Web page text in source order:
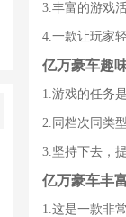
3.丰富的游戏
4.一款让玩家
亿万豪车趣
1.游戏的任务
2.同档次同类
3.坚持下去，
亿万豪车丰
1.这是一款非